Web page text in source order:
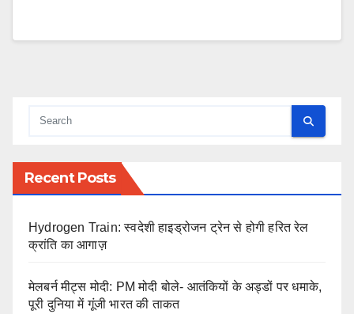
Recent Posts
Hydrogen Train: स्वदेशी हाइड्रोजन ट्रेन से होगी हरित रेल
क्रांति का आगाज़
मेलबर्न मीट्स मोदी: PM मोदी बोले- आतंकियों के अड्डों पर धमाके,
पूरी दुनिया में गूंजी भारत की ताकत